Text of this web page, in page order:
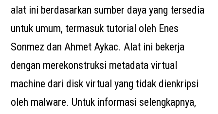
alat ini berdasarkan sumber daya yang tersedia
untuk umum, termasuk tutorial oleh Enes
Sonmez dan Ahmet Aykac. Alat ini bekerja
dengan merekonstruksi metadata virtual
machine dari disk virtual yang tidak dienkripsi
oleh malware. Untuk informasi selengkapnya,